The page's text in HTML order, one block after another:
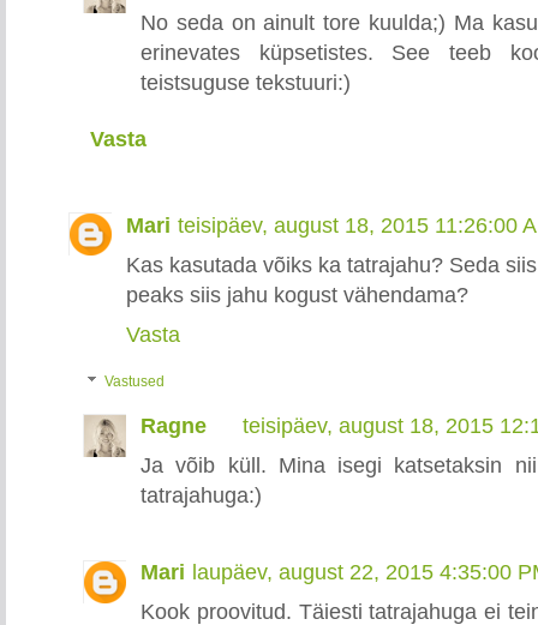
No seda on ainult tore kuulda;) Ma
erinevates küpsetistes. See teeb
teistsuguse tekstuuri:)
Vasta
Mari teisipäev, august 18, 2015 11:26:00
Kas kasutada võiks ka tatrajahu? Seda
peaks siis jahu kogust vähendama?
Vasta
Vastused
Ragne
teisipäev, august 18, 2015
Ja võib küll. Mina isegi katsetaksin
tatrajahuga:)
Mari laupäev, august 22, 2015 4:35:00
Kook proovitud. Täiesti tatrajahuga ei